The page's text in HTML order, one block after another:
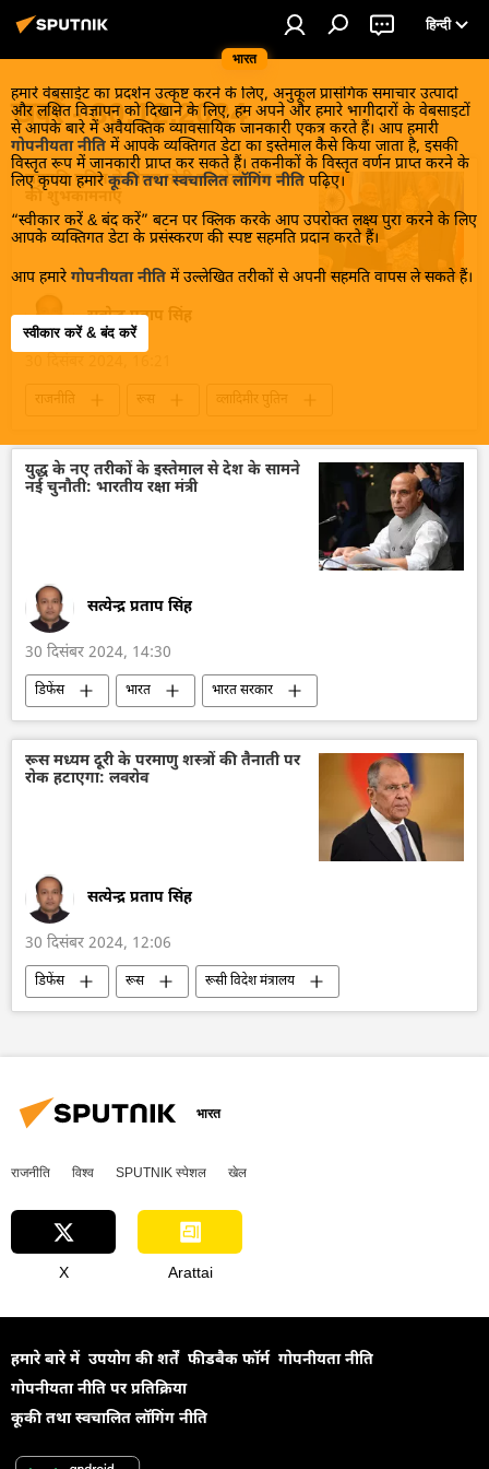
भारत
हिन्दी
हमारे वेबसाईट का प्रदर्शन उत्कृष्ट करने के लिए, अनुकूल प्रासंगिक समाचार उत्पादों
और लक्षित विज्ञापन को दिखाने के लिए, हम अपने और हमारे भागीदारों के वेबसाइटों
से आपके बारे में अवैयक्तिक व्यावसायिक जानकारी एकत्र करते हैं। आप हमारी
गोपनीयता नीति में आपके व्यक्तिगत डेटा का इस्तेमाल कैसे किया जाता है, इसकी
विस्तृत रूप में जानकारी प्राप्त कर सकते हैं। तकनीकों के विस्तृत वर्णन प्राप्त करने के
लिए कृपया हमारे कूकी तथा स्वचालित लॉगिंग नीति पढ़िए।
“स्वीकार करें & बंद करें” बटन पर क्लिक करके आप उपरोक्त लक्ष्य पुरा करने के लिए
आपके व्यक्तिगत डेटा के प्रसंस्करण की स्पष्ट सहमति प्रदान करते हैं।
आप हमारे गोपनीयता नीति में उल्लेखित तरीकों से अपनी सहमति वापस ले सकते हैं।
स्वीकार करें & बंद करें
खबरें - 30.12.2024
राष्ट्रपति पुतिन ने पीएम मोदी को भेजीं नए साल
की शुभकामनाएं
सत्येन्द्र प्रताप सिंह
राजनीति रूस
व्लादिमीर पुतिन
शी जिनपिंग
उत्तर कोरिया
किम जोंग उन
त्रिकोण रूस-भारत-चीन (RIC)
युद्ध के नए तरीकों के इस्तेमाल से देश के सामने
नई चुनौती: भारतीय रक्षा मंत्री
सत्येन्द्र प्रताप सिंह
30 दिसंबर 2024, 14:30
डिफेंस भारत
भारत सरकार
भारत का विकास
रक्षा मंत्रालय (MoD)
वायु रक्षा
रक्षा-पंक्ति
रक्षा उत्पादों का निर्यात
सैन्य तकनीकी सहयोग
रूस मध्यम दूरी के परमाणु शस्त्रों की तैनाती पर
रोक हटाएगा: लवरोव
सत्येन्द्र प्रताप सिंह
30 दिसंबर 2024, 12:06
डिफेंस रूस
रूसी विदेश मंत्रालय
सर्गे लवरोव
बैलिस्टिक मिसाइल प्रणाली
ओरेशनिक
चीन भारत
राजनीति विश्व SPUTNIK स्पेशल खेल
X Arattai
हमारे बारे में उपयोग की शर्तें फीडबैक फॉर्म गोपनीयता नीति
गोपनीयता नीति पर प्रतिक्रिया
कूकी तथा स्वचालित लॉगिंग नीति